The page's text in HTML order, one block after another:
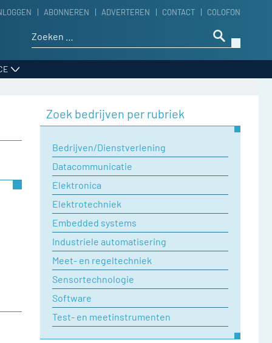
ABONNEREN ADVERTEREN CONTACT COLOFON
Zoek bedrijven per rubriek
Bedrijven/Dienstverlening
Datacommunicatie
Elektronica
Elektrotechniek
Embedded systems
Industriele automatisering
Meet- en regeltechniek
Sensortechnologie
Software
Test- en meetinstrumenten